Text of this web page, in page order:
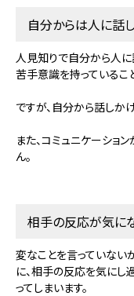
自分からは人に話
人見知りで自分から人に
苦手意識を持っているこ
ですが、自分から話しか
また、コミュニケーショ
ん。
相手の反応が気に
変なことを言っていない
に、相手の反応を気にし
ってしまいます。